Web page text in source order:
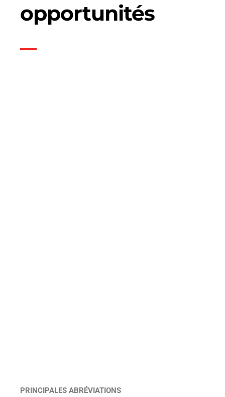
opportunités
PRINCIPALES ABRÉVIATIONS